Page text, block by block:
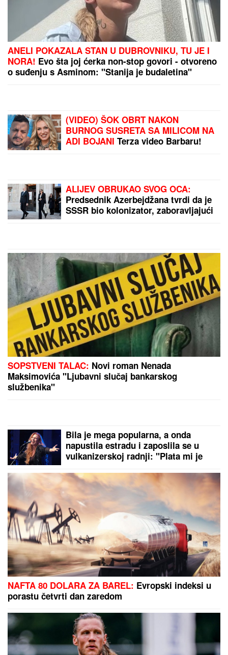
"MA NEK ME UBIJU, UHVATILA ME NEKA
MINA NAUMOVIĆ PROGOVORILA O
Svi su mislili da je PALA NA
koje je ona SMRŠALA 400
KILOGRAMA
ANELI POKAZALA STAN U DUBROVNIKU, TU JE I
(VIDEO) ŠOK OBRT NAKON
BURNOG SUSRETA SA MILICOM NA
ADI BOJANITerza video Barbaru!
Dva puta pričali, a onda ga pozvala:
"Upisaću se kao otac"
ALIJEV OBRUKAO SVOG OCA:
Predsednik Azerbejdžana tvrdi da je
SSSR bio kolonizator, zaboravljajući
čiji je sin